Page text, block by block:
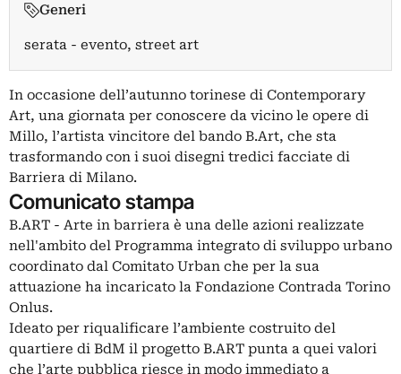
Generi
serata - evento, street art
In occasione dell’autunno torinese di Contemporary
Art, una giornata per conoscere da vicino le opere di
Millo, l’artista vincitore del bando B.Art, che sta
trasformando con i suoi disegni tredici facciate di
Barriera di Milano.
Comunicato stampa
B.ART - Arte in barriera è una delle azioni realizzate
nell'ambito del Programma integrato di sviluppo urbano
coordinato dal Comitato Urban che per la sua
attuazione ha incaricato la Fondazione Contrada Torino
Onlus.
Ideato per riqualificare l’ambiente costruito del
quartiere di BdM il progetto B.ART punta a quei valori
che l’arte pubblica riesce in modo immediato a